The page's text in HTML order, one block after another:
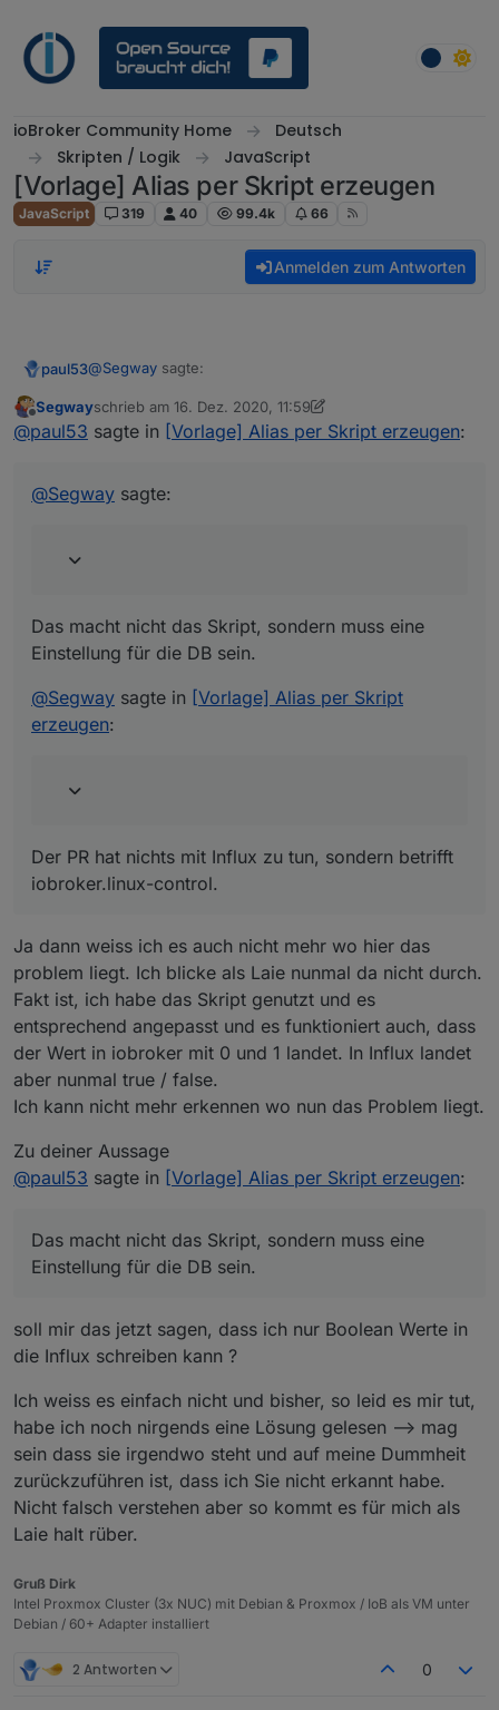
ioBroker Community Home
Deutsch
Skripten / Logik
JavaScript
[Vorlage] Alias per Skript erzeugen
JavaScript 319 40 99.4k 66
Anmelden zum Antworten
paul53@Segway sagte:
das Skript anscheinend den "storgaeType:
Einstellung für die DB sein.
Segway
Der PR hat nichts mit Influx zu tun, sondern betrifft
iobroker.linux-control.
Offline
Segwayschrieb am 16. Dez. 2020, 11:59
zuletzt editiert von Segway
@paul53 sagte in [Vorlage] Alias per Skript erzeugen:
@Segway sagte:
Das macht nicht das Skript, sondern muss eine
Einstellung für die DB sein.
@Segway sagte in [Vorlage] Alias per Skript
erzeugen:
Der PR hat nichts mit Influx zu tun, sondern betrifft
iobroker.linux-control.
Ja dann weiss ich es auch nicht mehr wo hier das
problem liegt. Ich blicke als Laie nunmal da nicht durch.
Fakt ist, ich habe das Skript genutzt und es
entsprechend angepasst und es funktioniert auch, dass
der Wert in iobroker mit 0 und 1 landet. In Influx landet
aber nunmal true / false.
Ich kann nicht mehr erkennen wo nun das Problem liegt.
Zu deiner Aussage
@paul53 sagte in [Vorlage] Alias per Skript erzeugen:
Das macht nicht das Skript, sondern muss eine
Einstellung für die DB sein.
soll mir das jetzt sagen, dass ich nur Boolean Werte in
die Influx schreiben kann ?
Ich weiss es einfach nicht und bisher, so leid es mir tut,
habe ich noch nirgends eine Lösung gelesen --> mag
sein dass sie irgendwo steht und auf meine Dummheit
zurückzuführen ist, dass ich Sie nicht erkannt habe.
Nicht falsch verstehen aber so kommt es für mich als
Laie halt rüber.
Gruß Dirk
Intel Proxmox Cluster (3x NUC) mit Debian & Proxmox / IoB als VM unter
Debian / 60+ Adapter installiert
2 Antworten 0